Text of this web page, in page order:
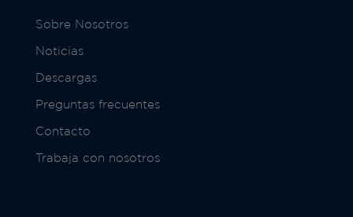
Sobre Nosotros
Noticias
Descargas
Preguntas frecuentes
Contacto
Trabaja con nosotros